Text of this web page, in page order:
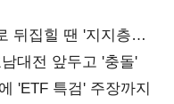
뒤집힐 땐 '지지층
대전 앞두고 '충돌'
'ETF 특검' 주장까지